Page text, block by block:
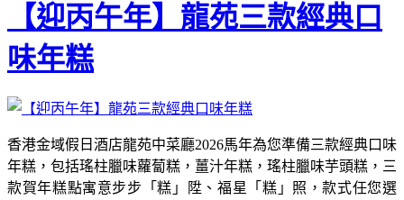
【迎丙午年】龍苑三款經典口
味年糕
香港金域假日酒店龍苑中菜廳2026馬年為您準備三款經典口味
年糕，包括瑤柱臘味蘿蔔糕，薑汁年糕，瑤柱臘味芋頭糕，三
款賀年糕點寓意步步「糕」陞、福星「糕」照，款式任您選